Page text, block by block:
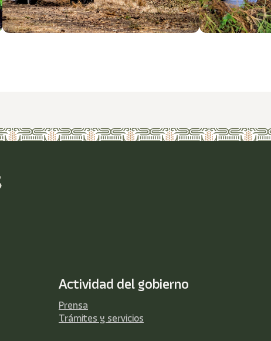
Actividad del gobierno
Prensa
Trámites y servicios